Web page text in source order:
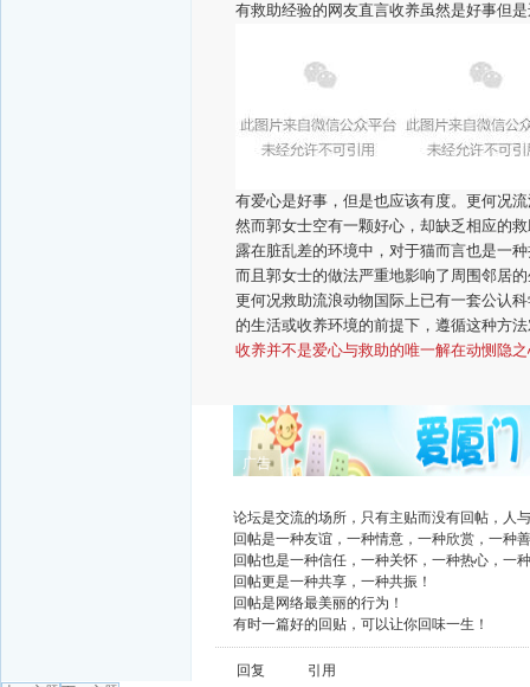
有救助经验的网友直言收养虽然是好事但
有爱心是好事，但是也应该有度。更何况
然而郭女士空有一颗好心，却缺乏相应的
露在脏乱差的环境中，对于猫而言也是一
而且郭女士的做法严重地影响了周围邻居
更何况救助流浪动物国际上已有一套公认
的生活或收养环境的前提下，遵循这种方
收养并不是爱心与救助的唯一解在动恻隐
广告
论坛是交流的场所，只有主贴而没有回帖，人
回帖是一种友谊，一种情意，一种欣赏，一种
回帖也是一种信任，一种关怀，一种热心，一
回帖更是一种共享，一种共振！
回帖是网络最美丽的行为！
有时一篇好的回贴，可以让你回味一生！
回复
引用